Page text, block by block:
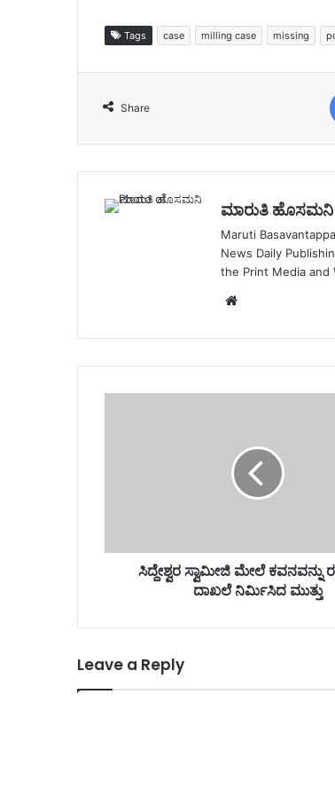
Tags case milling case missing
Share
ಮಾರುತಿ ಹೊಸಮನಿ
Maruti
News Daily
the Print Media and
Website
ಸಿದ್ದೇಶ್ವರ ಸ್ವಾಮೀಜಿ ಮೇಲೆ ಕವನವನ್ನು
ದಾಖಲೆ ನಿರ್ಮಿಸಿದ ಮುತ್ತು
Leave a Reply